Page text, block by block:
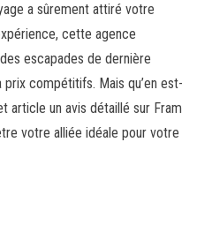
a sûrement attiré votre
cette agence
escapades de dernière
compétitifs. Mais qu’en est-
article un avis détaillé sur Fram
votre alliée idéale pour votre